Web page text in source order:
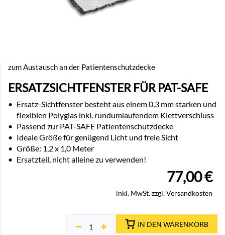
zum Austausch an der Patientenschutzdecke
ERSATZSICHTFENSTER FÜR PAT-SAFE
• Ersatz-Sichtfenster besteht aus einem 0,3 mm starken und
flexiblen Polyglas inkl. rundumlaufendem Klettverschluss
• Passend zur PAT-SAFE Patientenschutzdecke
• Ideale Größe für genügend Licht und freie Sicht
• Größe: 1,2 x 1,0 Meter
• Ersatzteil, nicht alleine zu verwenden!
77,00€
inkl. MwSt. zzgl. Versandkosten
IN DEN WARENKORB